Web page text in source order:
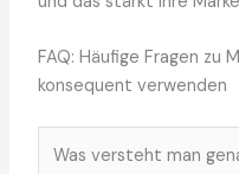
FAQ: Häufige Fragen zu
konsequent verwenden
Was versteht man